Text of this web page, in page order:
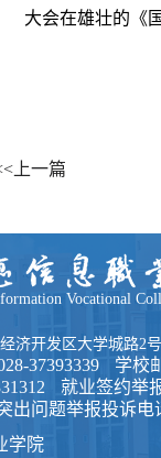
大会在雄壮的《
上一篇
Vocational
济开发区大学城路2
37393339
学校
就业签约举
出问题举报投诉电
学院